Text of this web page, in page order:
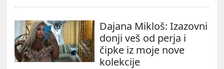
Dajana Mikloš: Izazovni
donji veš od perja i
čipke iz moje nove
kolekcije